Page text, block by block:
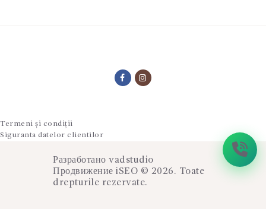
Termeni și condiții
Siguranta datelor clientilor
Разработано vadstudio
Продвижение iSEO © 2026. Toate
drepturile rezervate.